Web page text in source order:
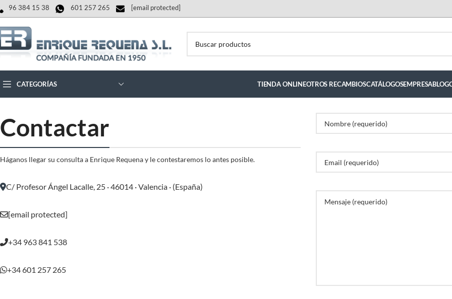
96 384 15 38 601 257 265 [email protected]
CATEGORÍAS TIENDA ONLINEOTROS RECAMBIOSCATÁLOGOSEMPRESABLOG
Contactar
Háganos llegar su consulta a Enrique Requena y le contestaremos lo antes posible.
C/ Profesor Ángel Lacalle, 25 · 46014 · Valencia · (España)
[email protected]
+34 963 841 538
+34 601 257 265